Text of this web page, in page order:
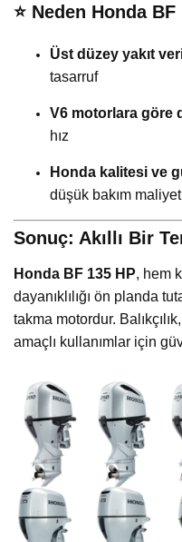
⭐ Neden Honda BF
Üst düzey yakıt
tasarruf
V6 motorlara göre
hız
Honda kalitesi ve
düşük bakım
Sonuç: Akıllı Bir
Honda BF 135 HP, hem
dayanıklılığı ön planda
takma motordur.
amaçlı kullanımlar için